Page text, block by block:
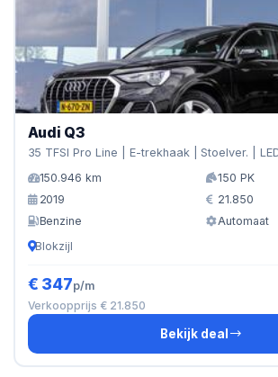
Audi Q3
35 TFSI Pro Line | E-trekhaak | Stoelver. |
150.946 km
150 PK
2019
21.850
Benzine
Automaat
Blokzijl
€ 347p/m
Verkoopprijs € 21.850
Bekijk deal